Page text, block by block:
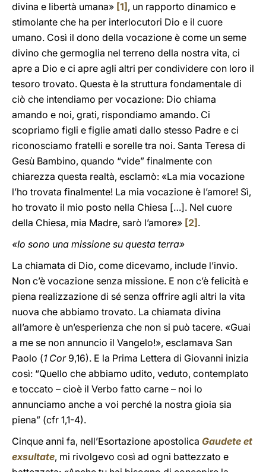
divina e libertà umana» [1] , un rapporto dinamico e
stimolante che ha per interlocutori Dio e il cuore
umano. Così il dono della vocazione è come un seme
divino che germoglia nel terreno della nostra vita, ci
apre a Dio e ci apre agli altri per condividere con loro il
tesoro trovato. Questa è la struttura fondamentale di
ciò che intendiamo per vocazione: Dio chiama
amando e noi, grati, rispondiamo amando. Ci
scopriamo figli e figlie amati dallo stesso Padre e ci
riconosciamo fratelli e sorelle tra noi. Santa Teresa di
Gesù Bambino, quando “vide” finalmente con
chiarezza questa realtà, esclamò: «La mia vocazione
l’ho trovata finalmente! La mia vocazione è l’amore! Sì,
ho trovato il mio posto nella Chiesa […]. Nel cuore
della Chiesa, mia Madre, sarò l’amore» [2] .
«Io sono una missione su questa terra»
La chiamata di Dio, come dicevamo, include l’invio.
Non c’è vocazione senza missione. E non c’è felicità e
piena realizzazione di sé senza offrire agli altri la vita
nuova che abbiamo trovato. La chiamata divina
all’amore è un’esperienza che non si può tacere. «Guai
a me se non annuncio il Vangelo!», esclamava San
Paolo (1 Cor9,16). E la Prima Lettera di Giovanni inizia
così: “Quello che abbiamo udito, veduto, contemplato
e toccato – cioè il Verbo fatto carne – noi lo
annunciamo anche a voi perché la nostra gioia sia
piena” (cfr 1,1-4).
Cinque anni fa, nell’Esortazione apostolica Gaudete et
exsultate, mi rivolgevo così ad ogni battezzato e